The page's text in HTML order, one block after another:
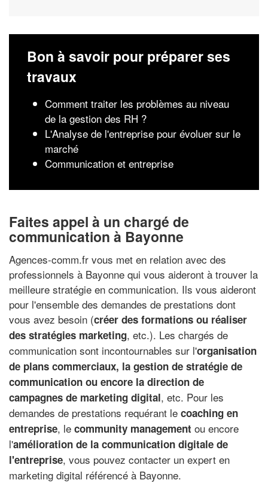
Bon à savoir pour préparer ses
travaux
Comment traiter les problèmes au niveau
de la gestion des RH ?
L'Analyse de l'entreprise pour évoluer sur le
marché
Communication et entreprise
Faites appel à un chargé de
communication à Bayonne
Agences-comm.fr vous met en relation avec des
professionnels à Bayonne qui vous aideront à trouver la
meilleure stratégie en communication. Ils vous aideront
pour l'ensemble des demandes de prestations dont
vous avez besoin (créer des formations ou réaliser
des stratégies marketing, etc.). Les chargés de
communication sont incontournables sur l'organisation
de plans commerciaux, la gestion de stratégie de
communication ou encore la direction de
campagnes de marketing digital, etc. Pour les
demandes de prestations requérant le coaching en
entreprise, le community management ou encore
l'amélioration de la communication digitale de
l'entreprise, vous pouvez contacter un expert en
marketing digital référencé à Bayonne.